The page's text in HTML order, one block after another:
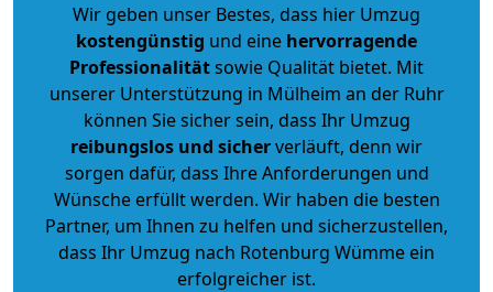
Wir geben unser Bestes, dass hier Umzug
kostengünstig und eine hervorragende
Professionalitätsowie Qualität bietet. Mit
unserer Unterstützung in Mülheim an der Ruhr
können Sie sicher sein, dass Ihr Umzug
reibungslos und sicherverläuft, denn wir
sorgen dafür, dass Ihre Anforderungen und
Wünsche erfüllt werden. Wir haben die besten
Partner, um Ihnen zu helfen und sicherzustellen,
dass Ihr Umzug nach Rotenburg Wümme ein
erfolgreicher ist.